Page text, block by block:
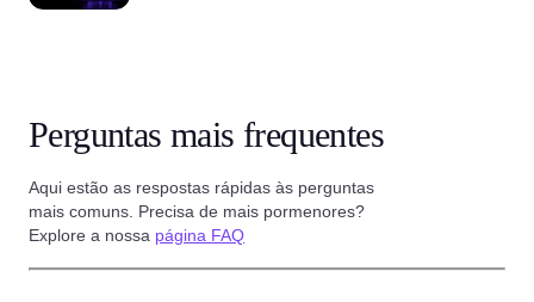
Perguntas mais frequentes
Aqui estão as respostas rápidas às perguntas
mais comuns. Precisa de mais pormenores?
Explore a nossa página FAQ